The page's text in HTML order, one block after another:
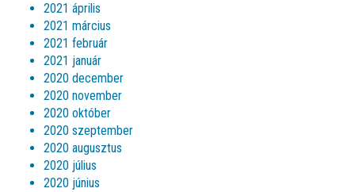
2021 április
2021 március
2021 február
2021 január
2020 december
2020 november
2020 október
2020 szeptember
2020 augusztus
2020 július
2020 június